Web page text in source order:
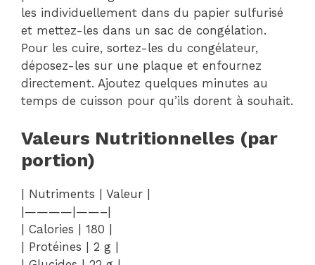
les individuellement dans du papier sulfurisé
et mettez-les dans un sac de congélation.
Pour les cuire, sortez-les du congélateur,
déposez-les sur une plaque et enfournez
directement. Ajoutez quelques minutes au
temps de cuisson pour qu’ils dorent à souhait.
Valeurs Nutritionnelles (par
portion)
| Nutriments | Valeur |
|————|——–|
| Calories | 180 |
| Protéines | 2 g |